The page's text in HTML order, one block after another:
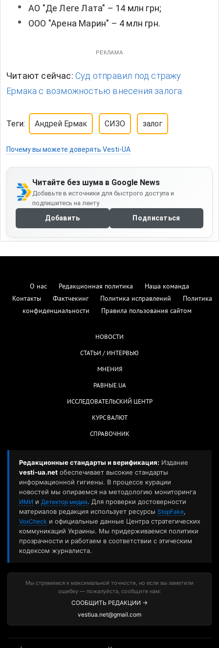
АО "Де Леге Лата" – 14 млн грн;
ООО "Арена Марин" – 4 млн грн.
РЕКЛАМА
Читают сейчас: Суд отправил под стражу
Ермака с возможностью внесения залога.
Теги: Андрей Ермак СИЗО залог
Почему вы можете доверять Vesti-UA
Читайте без шума в Google News
Добавьте в источники для быстрого доступа и
подпишитесь на ленту
Добавить Подписаться
О нас Редакционная политика
Наша команда
Контакты
Фактчекинг Политика исправлений
Политика
конфиденциальности
Правила пользования сайтом
НОВОСТИ
СТАТЬИ / ИНТЕРВЬЮ
МНЕНИЯ
РАВНЫЕ.UA
ИССЛЕДОВАТЕЛЬСКИЙ ЦЕНТР
КУРС ВАЛЮТ
СПРАВОЧНИК
Редакционные стандарты и верификация: Издание
vesti-ua.net обеспечивает высокие стандарты
информационной гигиены. В процессе курации
новостей мы опираемся на методологию мониторинга
ИМИ и Детектор медиа. Для проверки достоверности
материалов редакция использует ресурсы StopFake,
VoxCheck и официальные данные Центра стратегических
коммуникаций Украины. Мы придерживаемся политики
прозрачности и работаем в соответствии с этическим
кодексом журналиста.
Мы стремимся к максимальной точности, но если вы заметили
ошибку — пожалуйста, сообщите нам:
СООБЩИТЬ РЕДАКЦИИ →
vestiua.net@gmail.com